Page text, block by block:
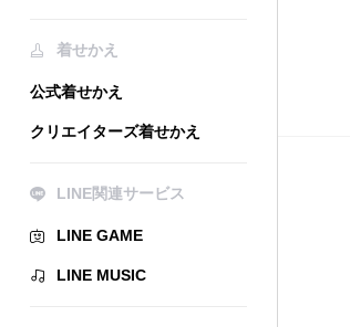
着せかえ
公式着せかえ
クリエイターズ着せかえ
LINE関連サービス
LINE GAME
LINE MUSIC